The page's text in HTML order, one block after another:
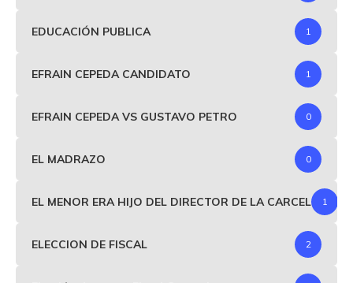
EDUCACIÓN PUBLICA 1
EFRAIN CEPEDA CANDIDATO 1
EFRAIN CEPEDA VS GUSTAVO PETRO 0
EL MADRAZO 0
EL MENOR ERA HIJO DEL DIRECTOR DE LA CARCEL 1
ELECCION DE FISCAL 2